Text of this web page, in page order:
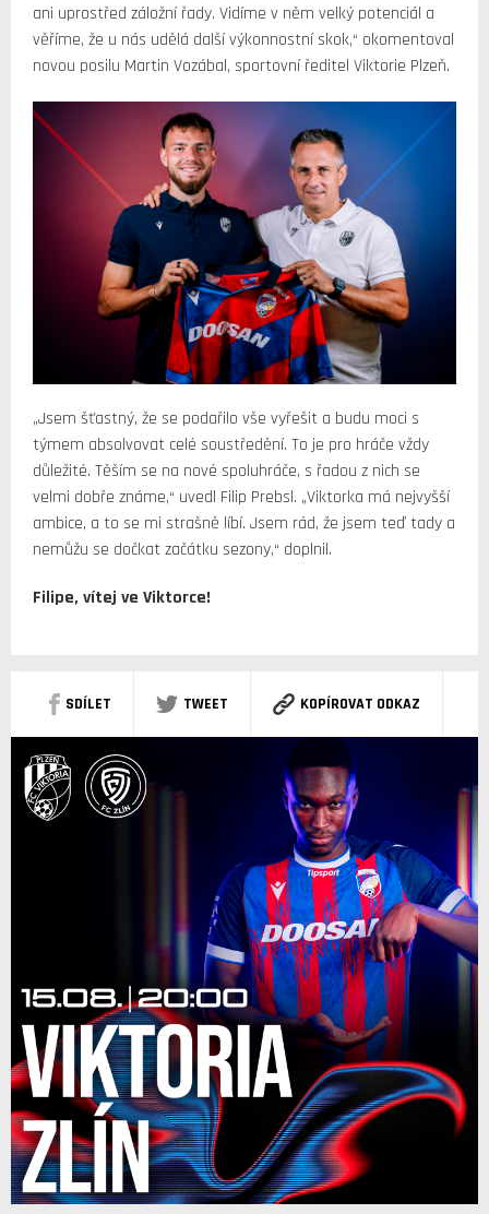
ani uprostřed záložní řady. Vidíme v něm velký potenciál a
věříme, že u nás udělá další výkonnostní skok,“ okomentoval
novou posilu Martin Vozábal, sportovní ředitel Viktorie Plzeň.
„Jsem šťastný, že se podařilo vše vyřešit a budu moci s
týmem absolvovat celé soustředění. To je pro hráče vždy
důležité. Těším se na nové spoluhráče, s řadou z nich se
velmi dobře známe,“ uvedl Filip Prebsl. „Viktorka má nejvyšší
ambice, a to se mi strašně líbí. Jsem rád, že jsem teď tady a
nemůžu se dočkat začátku sezony,“ doplnil.
Filipe, vítej ve Viktorce!
SDÍLET TWEET KOPÍROVAT ODKAZ